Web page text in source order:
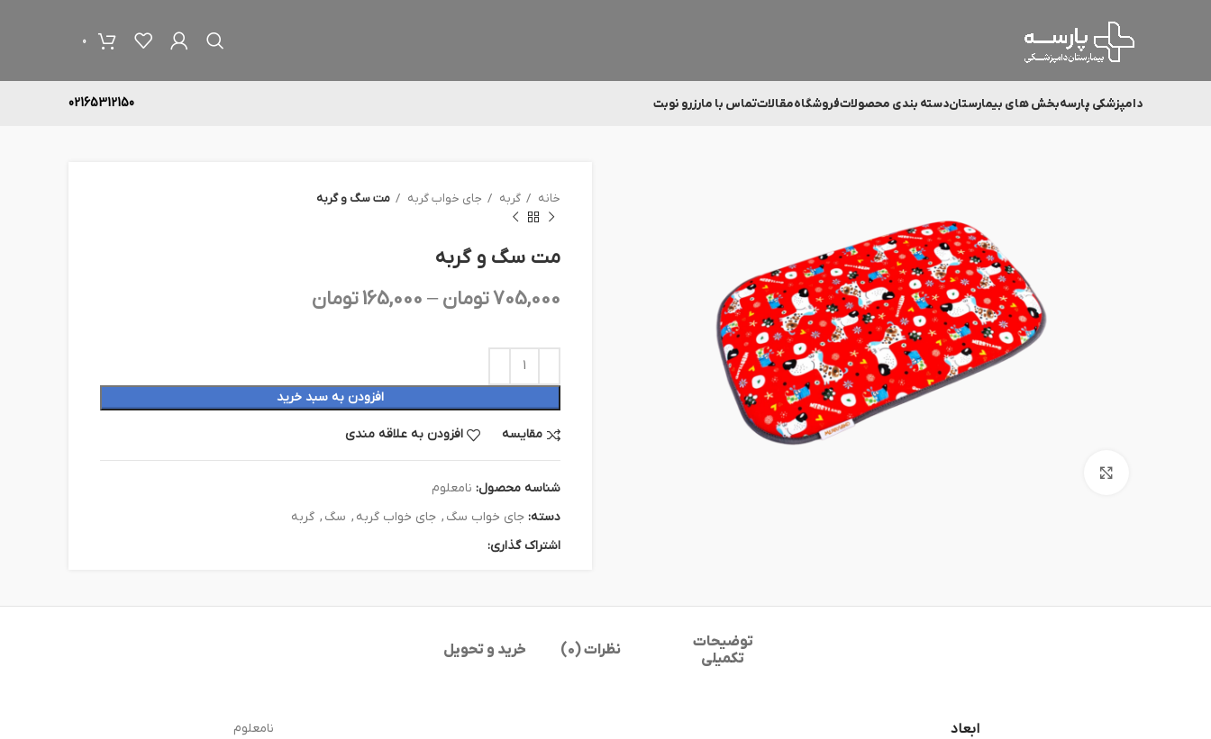
0
دامپزشکی پارسهبخش های بیمارستاندسته بندی محصولاتفروشگاهمقالاتتماس با مارزرو نوبت 02165312150
خانه گربه جای خواب گربه مت سگ و گربه
مت سگ و گربه
705,000تومان –
165,000تومان
افزودن به سبد خرید
مقایسه افزودن به علاقه مندی
شناسه محصول: نامعلوم
دسته: جای خواب سگ , جای خواب گربه , سگ , گربه
اشتراک گذاری:
توضیحات
تکمیلی
نظرات (0) خرید و تحویل
ابعاد نامعلوم